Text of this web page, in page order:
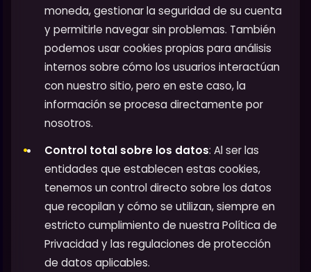
moneda, gestionar la seguridad de su cuenta
y permitirle navegar sin problemas. También
podemos usar cookies propias para análisis
internos sobre cómo los usuarios interactúan
con nuestro sitio, pero en este caso, la
información se procesa directamente por
nosotros.
Control total sobre los datos: Al ser las
entidades que establecen estas cookies,
tenemos un control directo sobre los datos
que recopilan y cómo se utilizan, siempre en
estricto cumplimiento de nuestra Política de
Privacidad y las regulaciones de protección
de datos aplicables.